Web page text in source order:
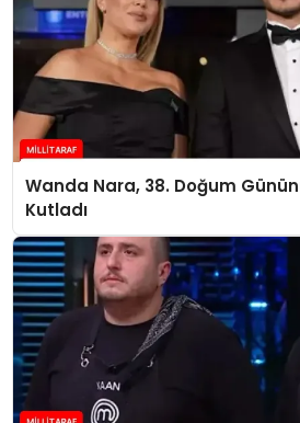
Wanda Nara, 38. Doğum
Kutladı